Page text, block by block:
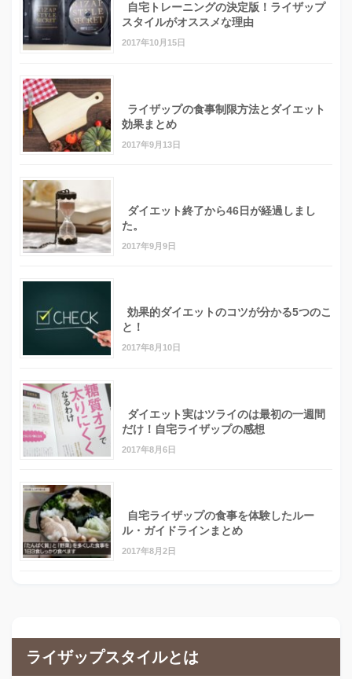
自宅トレーニングの決定版！ライザップ
スタイルがオススメな理由
2017年10月15日
ライザップの食事制限方法とダイエット
効果まとめ
2017年9月13日
ダイエット終了から46日が経過しまし
た。
2017年9月9日
効果的ダイエットのコツが分かる5つのこ
と！
2017年8月10日
ダイエット実はツライのは最初の一週間
だけ！自宅ライザップの感想
2017年8月6日
自宅ライザップの食事を体験したルー
ル・ガイドラインまとめ
2017年8月2日
ライザップスタイルとは